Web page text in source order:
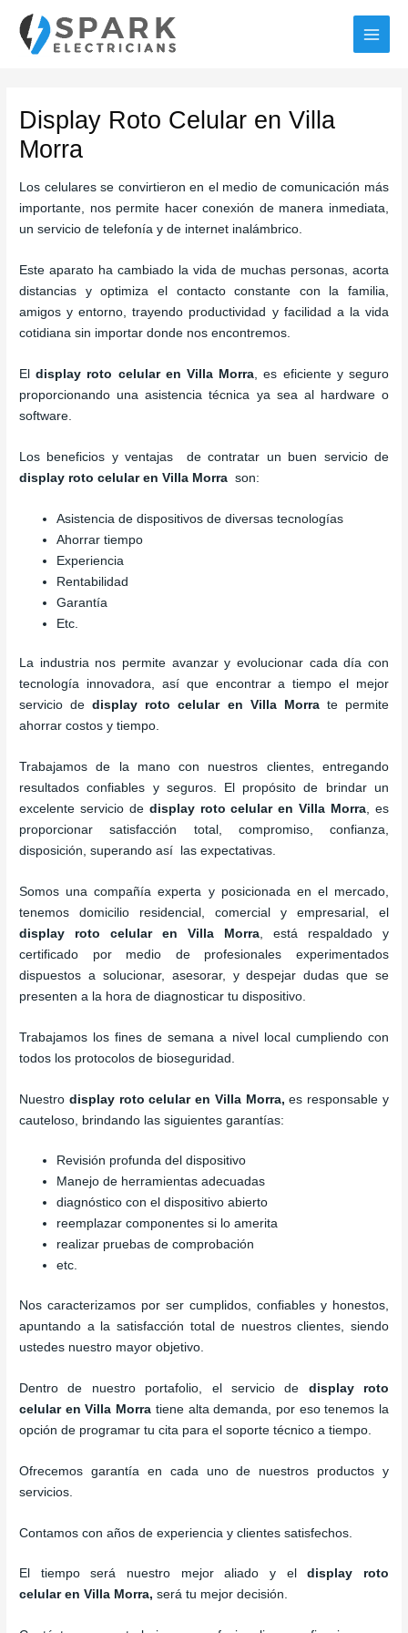
contenido
Display Roto Celular en Villa
Morra
Los celulares se convirtieron en el medio de comunicación más
importante, nos permite hacer conexión de manera inmediata,
un servicio de telefonía y de internet inalámbrico.
Este aparato ha cambiado la vida de muchas personas, acorta
distancias y optimiza el contacto constante con la familia,
amigos y entorno, trayendo productividad y facilidad a la vida
cotidiana sin importar donde nos encontremos.
Eldisplay roto celular en Villa Morra , es eficiente y seguro
proporcionando una asistencia técnica ya sea al hardware o
software.
Los beneficios y ventajas de contratar un buen servicio de
display roto celular en Villa Morrason:
Asistencia de dispositivos de diversas tecnologías
Ahorrar tiempo
Experiencia
Rentabilidad
Garantía
Etc.
La industria nos permite avanzar y evolucionar cada día con
tecnología innovadora, así que encontrar a tiempo el mejor
servicio dedisplay roto celular en Villa Morrate permite
ahorrar costos y tiempo.
Trabajamos de la mano con nuestros clientes, entregando
resultados confiables y seguros. El propósito de brindar un
excelente servicio de display roto celularen Villa Morra , es
proporcionar satisfacción total, compromiso, confianza,
disposición, superando así las expectativas.
Somos una compañía experta y posicionada en el mercado,
tenemos domicilio residencial, comercial y empresarial, el
display roto celularen Villa Morra , está respaldado y
certificado por medio de profesionales experimentados
dispuestos a solucionar, asesorar, y despejar dudas que se
presenten a la hora de diagnosticar tu dispositivo.
Trabajamos los fines de semana a nivel local cumpliendo con
todos los protocolos de bioseguridad.
Nuestro display roto celularen Villa Morra,es responsable y
cauteloso, brindando las siguientes garantías:
Revisión profunda del dispositivo
Manejo de herramientas adecuadas
diagnóstico con el dispositivo abierto
reemplazar componentes si lo amerita
realizar pruebas de comprobación
etc.
Nos caracterizamos por ser cumplidos, confiables y honestos,
apuntando a la satisfacción total de nuestros clientes, siendo
ustedes nuestro mayor objetivo.
Dentro de nuestro portafolio, el servicio de display roto
celularen Villa Morra tiene alta demanda, por eso tenemos la
opción de programar tu cita para el soporte técnico a tiempo.
Ofrecemos garantía en cada uno de nuestros productos y
servicios.
Contamos con años de experiencia y clientes satisfechos.
El tiempo será nuestro mejor aliado y eldisplay roto
celular en Villa Morra,será tu mejor decisión.